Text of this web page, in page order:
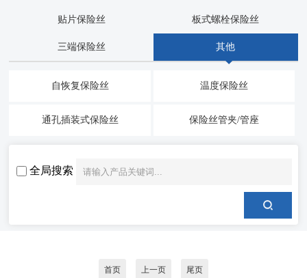
贴片保险丝 板式螺栓保险丝
三端保险丝 其他
自恢复保险丝 温度保险丝
通孔插装式保险丝 保险丝管夹/管座
全局搜索
首页 上一页 尾页